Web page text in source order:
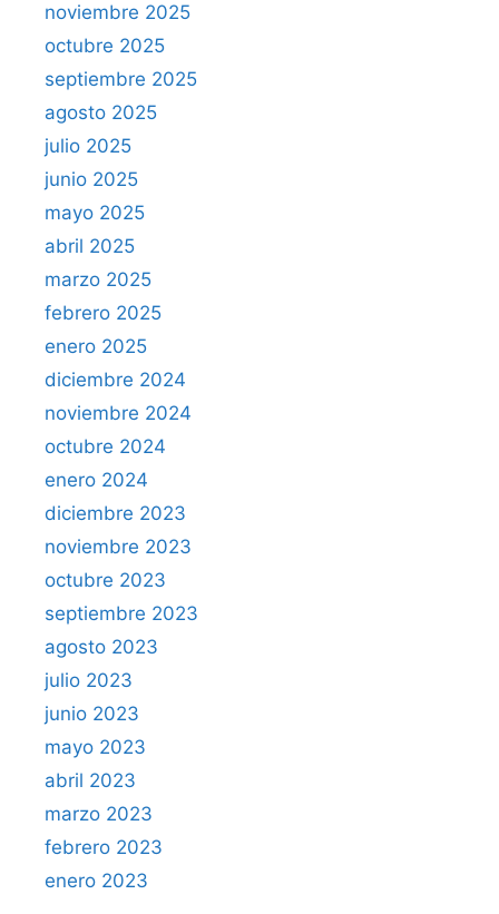
noviembre 2025
octubre 2025
septiembre 2025
agosto 2025
julio 2025
junio 2025
mayo 2025
abril 2025
marzo 2025
febrero 2025
enero 2025
diciembre 2024
noviembre 2024
octubre 2024
enero 2024
diciembre 2023
noviembre 2023
octubre 2023
septiembre 2023
agosto 2023
julio 2023
junio 2023
mayo 2023
abril 2023
marzo 2023
febrero 2023
enero 2023